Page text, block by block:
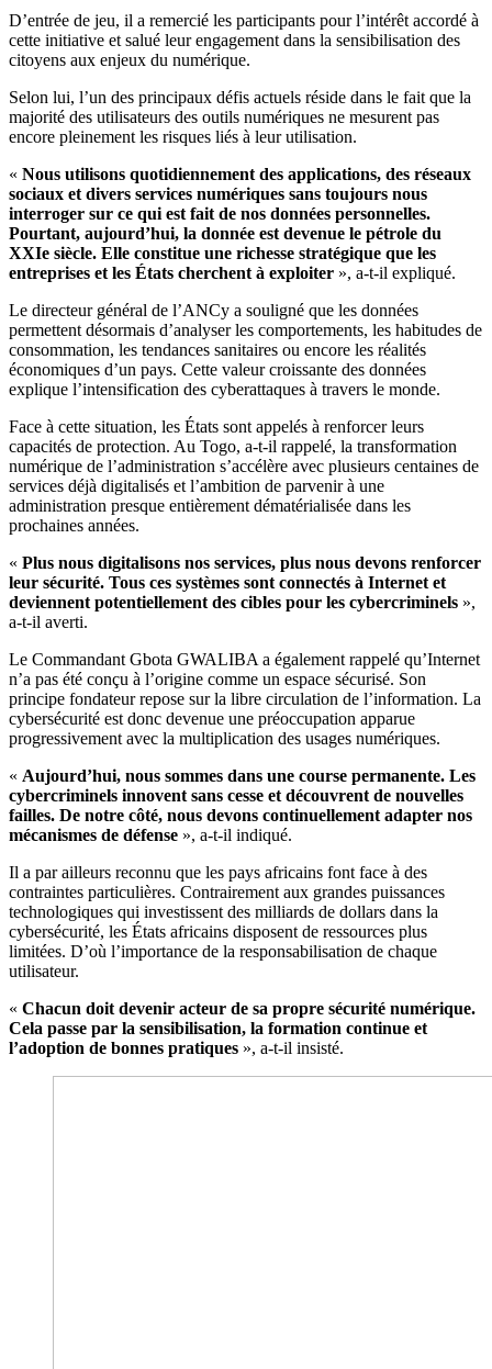
D’entrée de jeu, il a remercié les participants pour l’intérêt accordé à
cette initiative et salué leur engagement dans la sensibilisation des
citoyens aux enjeux du numérique.
Selon lui, l’un des principaux défis actuels réside dans le fait que la
majorité des utilisateurs des outils numériques ne mesurent pas
encore pleinement les risques liés à leur utilisation.
« Nous utilisons quotidiennement des applications, des réseaux
sociaux et divers services numériques sans toujours nous
interroger sur ce qui est fait de nos données personnelles.
Pourtant, aujourd’hui, la donnée est devenue le pétrole du
XXIe siècle. Elle constitue une richesse stratégique que les
entreprises et les États cherchent à exploiter », a-t-il expliqué.
Le directeur général de l’ANCy a souligné que les données
permettent désormais d’analyser les comportements, les habitudes de
consommation, les tendances sanitaires ou encore les réalités
économiques d’un pays. Cette valeur croissante des données
explique l’intensification des cyberattaques à travers le monde.
Face à cette situation, les États sont appelés à renforcer leurs
capacités de protection. Au Togo, a-t-il rappelé, la transformation
numérique de l’administration s’accélère avec plusieurs centaines de
services déjà digitalisés et l’ambition de parvenir à une
administration presque entièrement dématérialisée dans les
prochaines années.
« Plus nous digitalisons nos services, plus nous devons renforcer
leur sécurité. Tous ces systèmes sont connectés à Internet et
deviennent potentiellement des cibles pour les cybercriminels »,
a-t-il averti.
Le Commandant Gbota GWALIBA a également rappelé qu’Internet
n’a pas été conçu à l’origine comme un espace sécurisé. Son
principe fondateur repose sur la libre circulation de l’information. La
cybersécurité est donc devenue une préoccupation apparue
progressivement avec la multiplication des usages numériques.
« Aujourd’hui, nous sommes dans une course permanente. Les
cybercriminels innovent sans cesse et découvrent de nouvelles
failles. De notre côté, nous devons continuellement adapter nos
mécanismes de défense », a-t-il indiqué.
Il a par ailleurs reconnu que les pays africains font face à des
contraintes particulières. Contrairement aux grandes puissances
technologiques qui investissent des milliards de dollars dans la
cybersécurité, les États africains disposent de ressources plus
limitées. D’où l’importance de la responsabilisation de chaque
utilisateur.
« Chacun doit devenir acteur de sa propre sécurité numérique.
Cela passe par la sensibilisation, la formation continue et
l’adoption de bonnes pratiques », a-t-il insisté.